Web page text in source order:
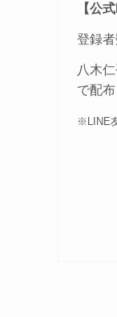
【公
登録者
八木
で配布
※LINE